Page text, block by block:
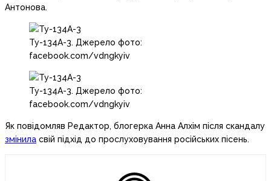
Антонова.
Ту-134А-3. Джерело фото:
facebook.com/vdngkyiv
Ту-134А-3. Джерело фото:
facebook.com/vdngkyiv
Як повідомляв Редактор, блогерка Анна Алхім після скандалу
змінила свій підхід до прослуховування російських пісень.